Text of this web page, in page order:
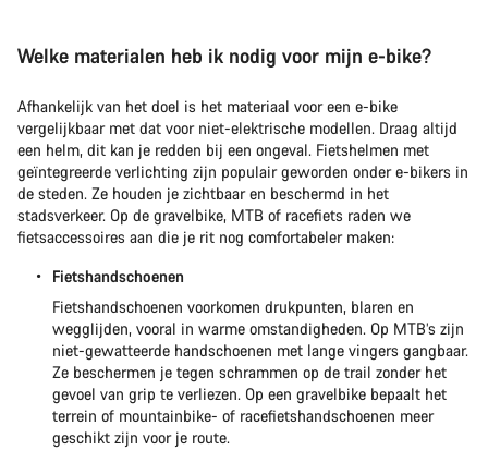
Welke materialen heb ik nodig voor mijn e-bike?
Afhankelijk van het doel is het materiaal voor een e-bike
vergelijkbaar met dat voor niet-elektrische modellen. Draag altijd
een helm, dit kan je redden bij een ongeval. Fietshelmen met
geïntegreerde verlichting zijn populair geworden onder e-bikers in
de steden. Ze houden je zichtbaar en beschermd in het
stadsverkeer. Op de gravelbike, MTB of racefiets raden we
fietsaccessoires aan die je rit nog comfortabeler maken:
Fietshandschoenen
Fietshandschoenen voorkomen drukpunten, blaren en
wegglijden, vooral in warme omstandigheden. Op MTB’s zijn
niet-gewatteerde handschoenen met lange vingers gangbaar.
Ze beschermen je tegen schrammen op de trail zonder het
gevoel van grip te verliezen. Op een gravelbike bepaalt het
terrein of mountainbike- of racefietshandschoenen meer
geschikt zijn voor je route.